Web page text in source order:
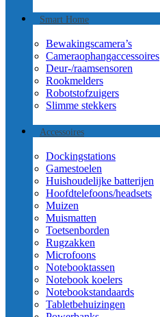
Smart Home
Bewakingscamera’s
Cameraophangaccessoires
Deur-/raamsensoren
Rookmelders
Robotstofzuigers
Slimme stekkers
Accessoires
Dockingstations
Gamestoelen
Huishoudelijke batterijen
Hoofdtelefoons/headsets
Muizen
Muismatten
Toetsenborden
Rugzakken
Microfoons
Notebooktassen
Notebook koelers
Notebookstandaards
Tabletbehuizingen